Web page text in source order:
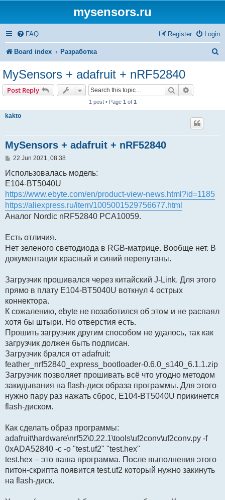
mysensors.ru
FAQ Login
Register
Board index Разработка
c
MySensors + adafruit + nRF52840
Post Reply Search
1 post • Page 1 of 1
kakto
MySensors + adafruit + nRF52840
P
s
t
22 Jun 2021, 08:38
Использовалась модель:
E104-BT5040U
https://www.ebyte.com/en/product-view-news.html?id=1185
https://aliexpress.ru/item/1005001529756677.html
Аналог Nordic nRF52840 PCA10059.
Есть отличия.
Нет зеленого светодиода в RGB-матрице. Вообще нет. В
документации красный и синий перепутаны.
Загрузчик прошивался через китайский J-Link. Для этого
прямо в плату E104-BT5040U воткнул 4 острых
коннектора.
К сожалению, ebyte не позаботился об этом и не распаял
хотя бы штыри. Но отверстия есть.
Прошить загрузчик другим способом не удалось, так как
загрузчик должен быть подписан.
Загрузчик брался от adafruit:
feather_nrf52840_express_bootloader-0.6.0_s140_6.1.1.zip
Загрузчик позволяет прошивать всё что угодно методом
закидывания на flash-диск образа программы. Для этого
нужно пару раз нажать сброс, E104-BT5040U прикинется
flash-диском.
Как сделать образ программы:
adafruit\hardware\nrf52\0.22.1\tools\uf2conv\uf2conv.py -f
0xADA52840 -c -o "test.uf2" "test.hex"
test.hex – это ваша программа. После выполнения этого
питон-скрипта появится test.uf2 который нужно закинуть
на flash-диск.